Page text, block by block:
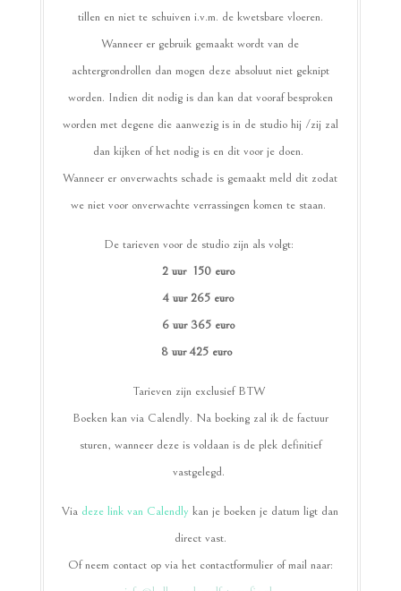
tillen en niet te schuiven i.v.m. de kwetsbare vloeren.
Wanneer er gebruik gemaakt wordt van de
achtergrondrollen dan mogen deze absoluut niet geknipt
worden. Indien dit nodig is dan kan dat vooraf besproken
worden met degene die aanwezig is in de studio hij /zij zal
dan kijken of het nodig is en dit voor je doen.
Wanneer er onverwachts schade is gemaakt meld dit zodat
we niet voor onverwachte verrassingen komen te staan.
De tarieven voor de studio zijn als volgt:
2 uur 150 euro
4 uur 265 euro
6 uur 365 euro
8 uur 425 euro
Tarieven zijn exclusief BTW
Boeken kan via Calendly. Na boeking zal ik de factuur
sturen, wanneer deze is voldaan is de plek definitief
vastgelegd.
Via deze link van Calendly kan je boeken je datum ligt dan
direct vast.
Of neem contact op via het contactformulier of mail naar: